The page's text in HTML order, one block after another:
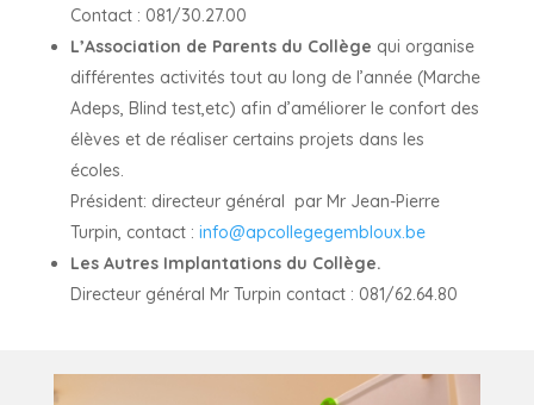
Contact : 081/30.27.00
L’Association de Parents du Collège qui organise
différentes activités tout au long de l’année (Marche
Adeps, Blind test,etc) afin d’améliorer le confort des
élèves et de réaliser certains projets dans les
écoles.
Président: directeur général par Mr Jean-Pierre
Turpin, contact : info@apcollegegembloux.be
Les Autres Implantations du Collège.
Directeur général Mr Turpin contact : 081/62.64.80